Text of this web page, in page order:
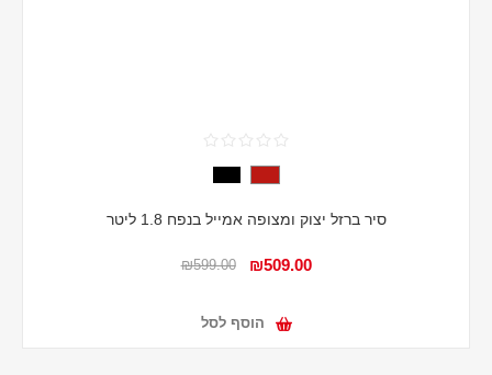
סיר ברזל יצוק ומצופה אמייל בנפח 1.8 ליטר
₪509.00
₪599.00
הוסף לסל